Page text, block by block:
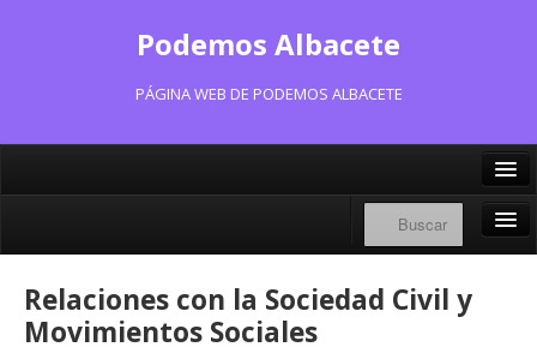
Podemos Albacete
PÁGINA WEB DE PODEMOS ALBACETE
Facebook
Instagram
Portavoz Municipal
Relaciones con la Sociedad Civil y
Movimientos Sociales